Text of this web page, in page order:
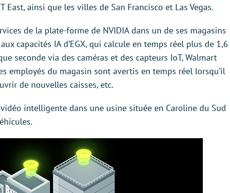
East, ainsi que les villes de San Francisco et Las Vegas.
de la plate-forme de NVIDIA dans un de ses magasins
capacités IA d’EGX, qui calcule en temps réel plus de 1,6
seconde via des caméras et des capteurs IoT, Walmart
employés du magasin sont avertis en temps réel lorsqu’il
de nouvelles caisses, etc.
vidéo intelligente dans une usine située en Caroline du Sud